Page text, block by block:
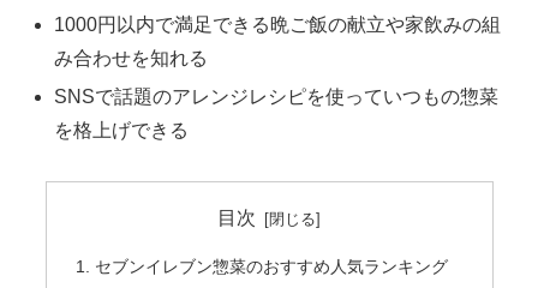
1000円以内で満足できる晩ご飯の献立や家飲みの組
み合わせを知れる
SNSで話題のアレンジレシピを使っていつもの惣菜
を格上げできる
目次
セブンイレブン惣菜のおすすめ人気ランキング